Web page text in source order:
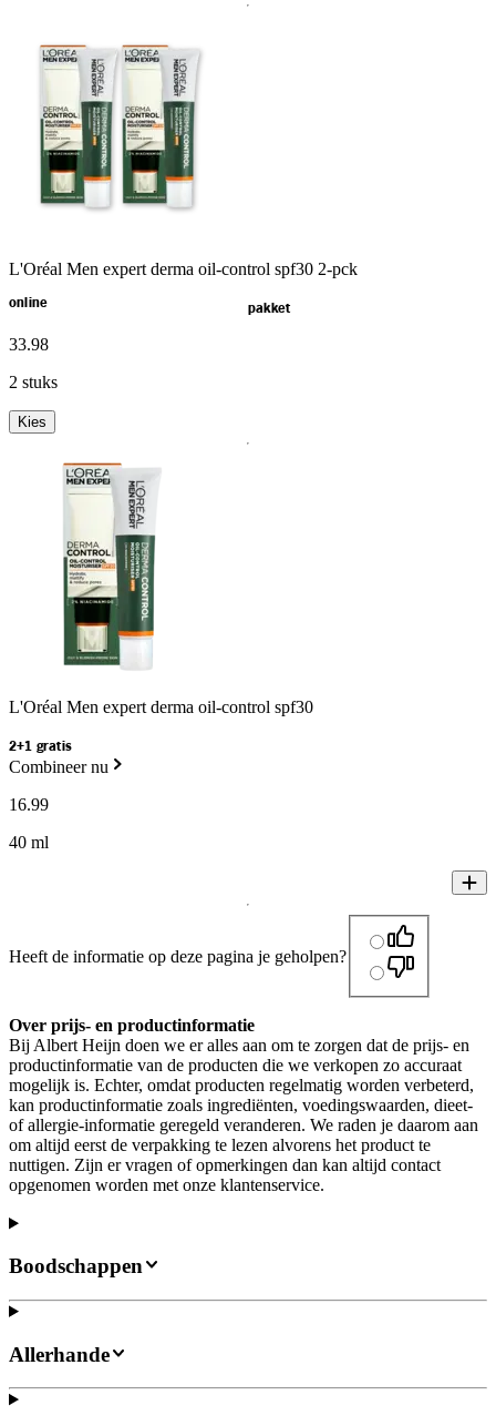
L'Oréal Men expert derma oil-control spf30 2-pck
online pakket
33.98
2 stuks
Kies
L'Oréal Men expert derma oil-control spf30
2+1 gratis
Combineer nu
16.99
40 ml
Heeft de informatie op deze pagina je geholpen?
Over prijs- en productinformatie
Bij Albert Heijn doen we er alles aan om te zorgen dat de prijs- en
productinformatie van de producten die we verkopen zo accuraat
mogelijk is. Echter, omdat producten regelmatig worden verbeterd,
kan productinformatie zoals ingrediënten, voedingswaarden, dieet-
of allergie-informatie geregeld veranderen. We raden je daarom aan
om altijd eerst de verpakking te lezen alvorens het product te
nuttigen. Zijn er vragen of opmerkingen dan kan altijd contact
opgenomen worden met onze klantenservice.
Boodschappen
Allerhande